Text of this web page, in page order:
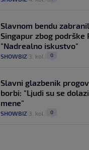
Slavnom bendu
Singapur zbog podrške
"Nadrealno iskustvo"
SHOWBIZ 3. kol. 0
Slavni glazbenik
borbi: "Ljudi su se
mene"
SHOWBIZ 3. kol. 0